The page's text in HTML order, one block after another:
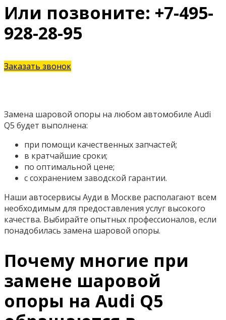
Или позвоните: +7-495-
928-28-95
Заказать звонок
Замена шаровой опоры на любом автомобиле Audi
Q5 будет выполнена:
при помощи качественных запчастей;
в кратчайшие сроки;
по оптимальной цене;
с сохранением заводской гарантии.
Наши автосервисы Ауди в Москве располагают всем
необходимым для предоставления услуг высокого
качества. Выбирайте опытных профессионалов, если
понадобилась замена шаровой опоры.
Почему многие при
замене шаровой
опоры на Audi Q5